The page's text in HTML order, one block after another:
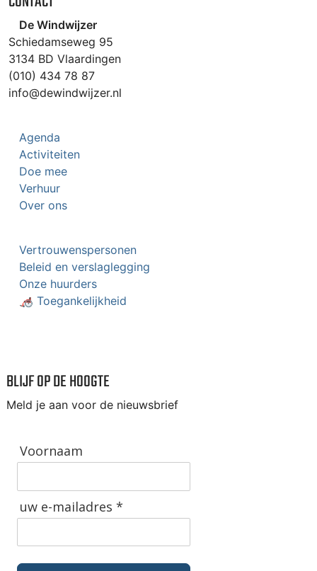
De Windwijzer
Schiedamseweg 95
3134 BD Vlaardingen
(010) 434 78 87
info@dewindwijzer.nl
Agenda
Activiteiten
Doe mee
Verhuur
Over ons
Vertrouwenspersonen
Beleid en verslaglegging
Onze huurders
🦽 Toegankelijkheid
BLIJF OP DE HOOGTE
Meld je aan voor de nieuwsbrief
Voornaam
uw e-mailadres *